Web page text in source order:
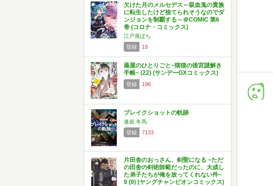
欠けた月のメルセデス～吸血鬼の貴族
に転生したけど捨てられそうなのでダ
ンジョンを制覇する～＠COMIC 第6
巻 (コロナ・コミックス)
江戸屋ぽち
登録
19
薬屋のひとりごと~猫猫の後宮謎解き
手帳~ (22) (サンデーGXコミックス)
登録 196
ブレイクショットの軌跡
逢坂 冬馬
登録
7133
片田舎のおっさん、剣聖になる ~ただ
の田舎の剣術師範だったのに、大成し
た弟子たちが俺を放ってくれない件~
9 (9) (ヤングチャンピオンコミックス)